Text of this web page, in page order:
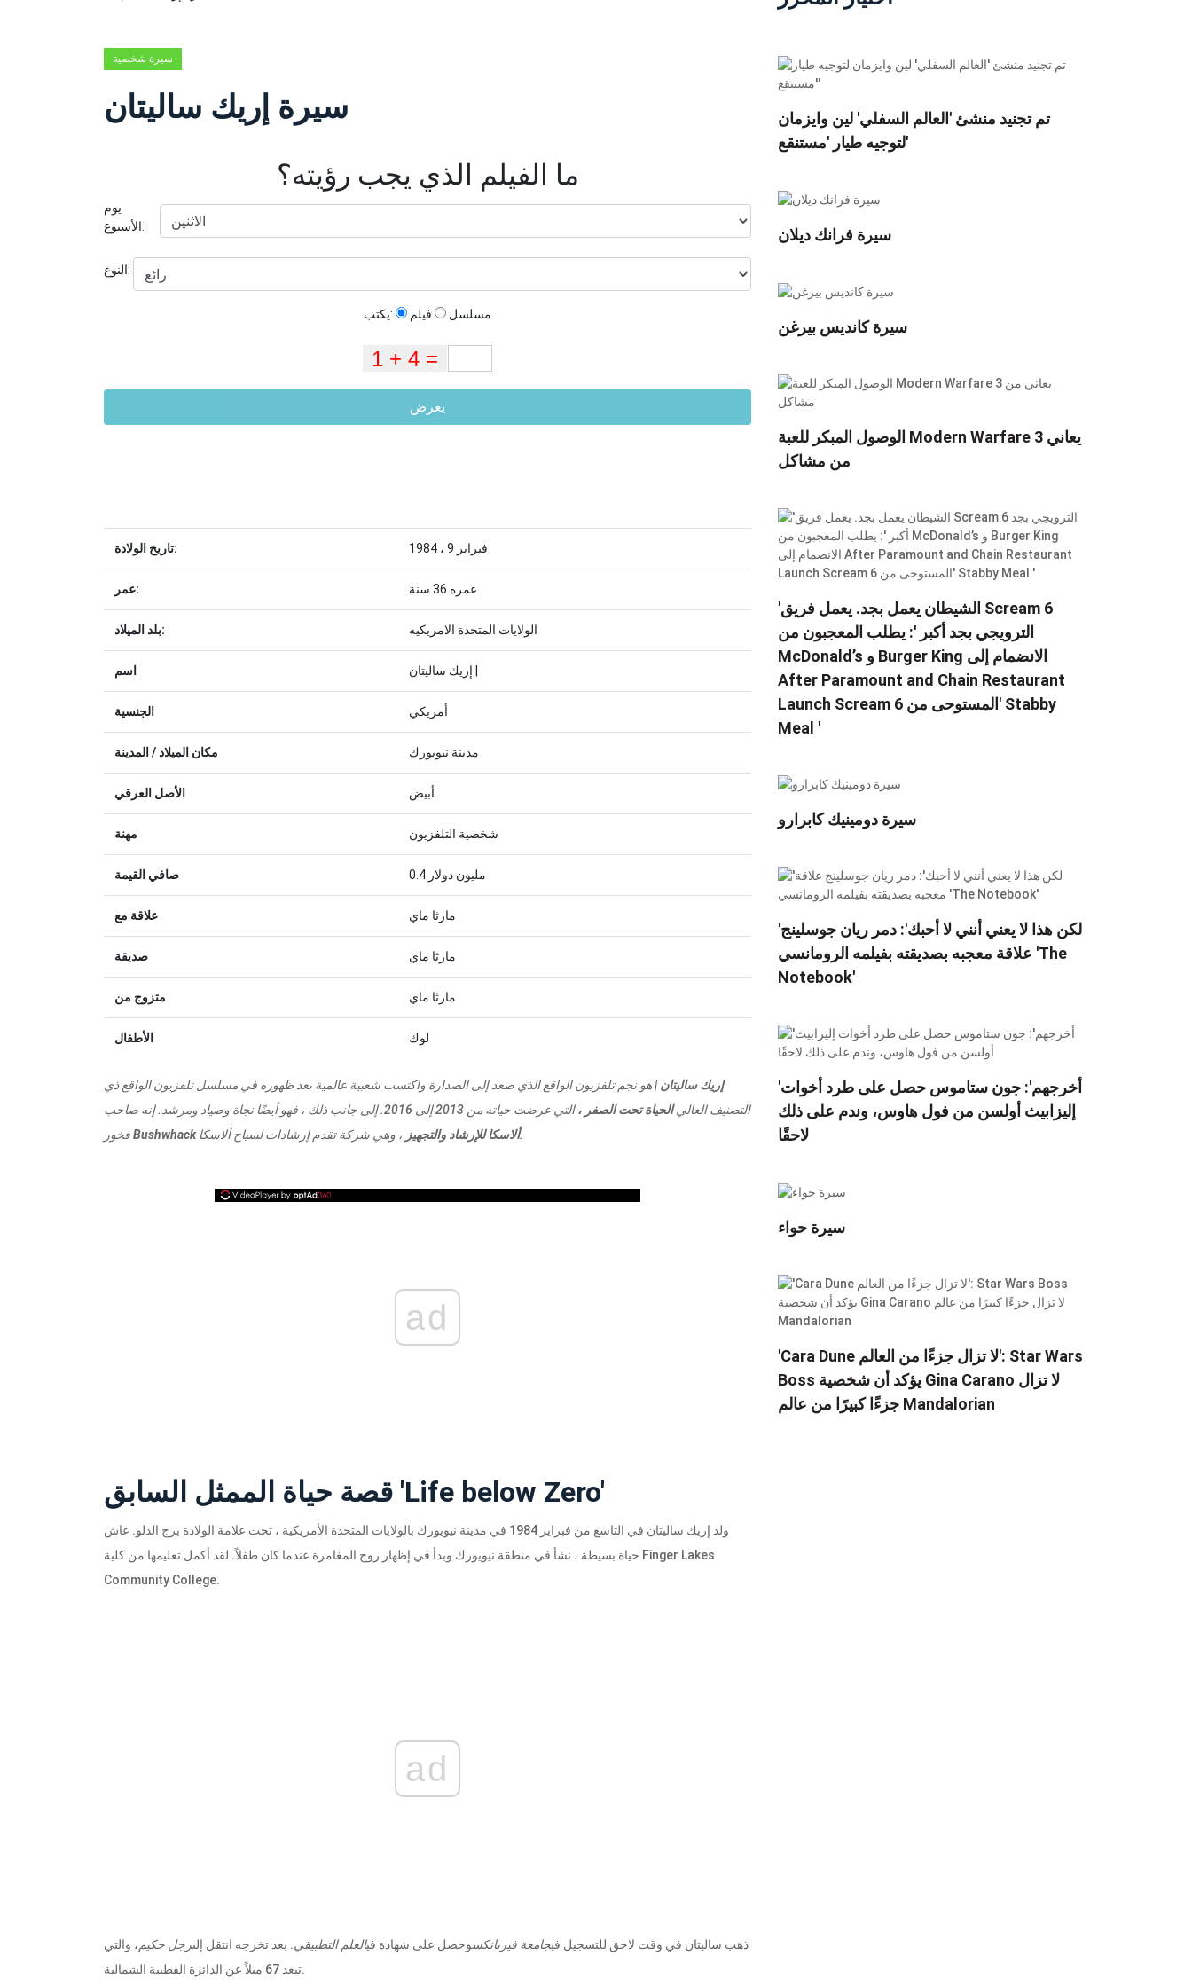
سيرة شخصية
سيرة إريك ساليتان
ما الفيلم الذي يجب رؤيته؟
يوم
الأسبوع:
النوع:
يكتب: فيلم مسلسل
يعرض
تاريخ الولادة: 1984 ، 9 فبراير
عمر: عمره 36 سنة
بلد الميلاد: الولايات المتحدة الامريكيه
اسم
الجنسية أمريكي
مكان الميلاد / المدينة مدينة نيويورك
الأصل العرقي أبيض
مهنة شخصية التلفزيون
صافي القيمة 0.4 مليون دولار
علاقة مع مارثا ماي
صديقة مارثا ماي
متزوج من مارثا ماي
الأطفال لوك
إريك ساليتان |هو نجم تلفزيون الواقع الذي صعد إلى الصدارة واكتسب شعبية عالمية بعد ظهوره في مسلسل تلفزيون الواقع ذي
التصنيف العاليالحياة تحت الصفر ،
التي عرضت حياته من 2013 إلى 2016. إلى جانب ذلك ، فهو أيضًا نجاة وصياد ومرشد. إنه صاحب
فخور
Bushwhack ألاسكا للإرشاد والتجهيز، وهي شركة تقدم إرشادات لسياح ألاسكا.
ad
قصة حياة الممثل السابق 'Life below Zero'
ولد إريك ساليتان في التاسع من فبراير 1984 في مدينة نيويورك بالولايات المتحدة الأمريكية ، تحت علامة الولادة برج الدلو. عاش
حياة بسيطة ، نشأ في منطقة نيويورك وبدأ في إظهار روح المغامرة عندما كان طفلاً. لقد أكمل تعليمها من كلية Finger Lakes
Community College.
ad
ذهب ساليتان في وقت لاحق للتسجيل فيجامعة فيربانكسوحصل على شهادة فيالعلم التطبيقي. بعد تخرجه انتقل إلىرجل حكيم، والتي
تبعد 67 ميلاً عن الدائرة القطبية الشمالية.
تم تجنيد منشئ 'العالم السفلي' لين وايزمان
لتوجيه طيار 'مستنقع'
سيرة فرانك ديلان
سيرة كانديس بيرغن
الوصول المبكر للعبة Modern Warfare 3 يعاني
من مشاكل
'الشيطان يعمل بجد. يعمل فريق Scream 6
الترويجي بجد أكبر ': يطلب المعجبون من
McDonald’s و Burger King الانضمام إلى
After Paramount and Chain Restaurant
Launch Scream 6 المستوحى من' Stabby
Meal '
سيرة دومينيك كابرارو
'لكن هذا لا يعني أنني لا أحبك': دمر ريان جوسلينج
علاقة معجبه بصديقته بفيلمه الرومانسي 'The
Notebook'
'أخرجهم': جون ستاموس حصل على طرد أخوات
إليزابيث أولسن من فول هاوس، وندم على ذلك
لاحقًا
سيرة حواء
'Cara Dune لا تزال جزءًا من العالم': Star Wars
Boss يؤكد أن شخصية Gina Carano لا تزال
جزءًا كبيرًا من عالم Mandalorian